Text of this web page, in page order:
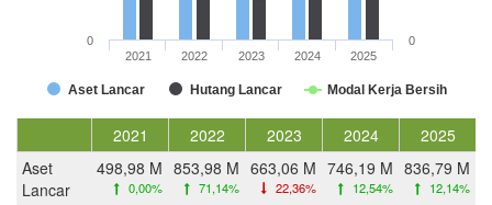
Aset Lancar Hutang Lancar Modal Kerja Bersih
2021 2022 2023 2024 2025
0 0
2021 2022 2023 2024
2025
Aset
Lancar
498,98 M
0,00%
853,98 M
71,14%
663,06 M
22,36%
746,19 M
12,54%
836,79 M
12,14%